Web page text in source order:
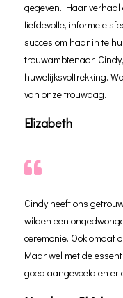
gegeven. Haar
liefdevolle, informele
succes om haar in te
trouwambtenaar.
huwelijksvoltrekking.
van onze trouwdag.
Elizabeth
Cindy heeft ons
wilden een
ceremonie. Ook omdat
Maar wel met de
goed aangevoeld en er